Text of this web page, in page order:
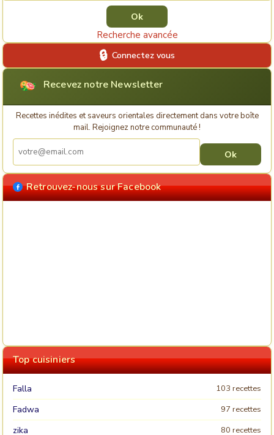
Recherche avancée
Connectez vous
Recevez notre Newsletter
Recettes inédites et saveurs orientales directement dans votre boîte
mail. Rejoignez notre communauté !
Retrouvez-nous sur Facebook
Top cuisiniers
Falla 103 recettes
Fadwa 97 recettes
zika 80 recettes